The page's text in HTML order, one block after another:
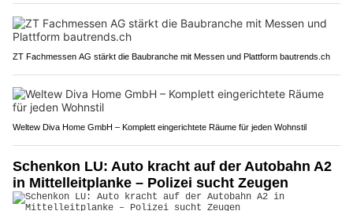
ZT Fachmessen AG stärkt die Baubranche mit Messen und Plattform bautrends.ch
Weltew Diva Home GmbH – Komplett eingerichtete Räume für jeden Wohnstil
Schenkon LU: Auto kracht auf der Autobahn A2
in Mittelleitplanke – Polizei sucht Zeugen